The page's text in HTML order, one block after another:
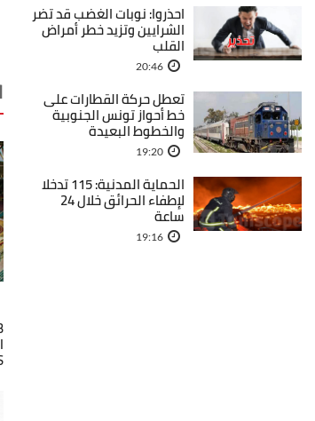
احذروا: نوبات الغضب قد تضر
الشرايين وتزيد خطر أمراض
القلب
20:46
تعطل حركة القطارات على
خط أحواز تونس الجنوبية
والخطوط البعيدة
19:20
الحماية المدنية: 115 تدخلا
لإطفاء الحرائق خلال 24
ساعة
19:16